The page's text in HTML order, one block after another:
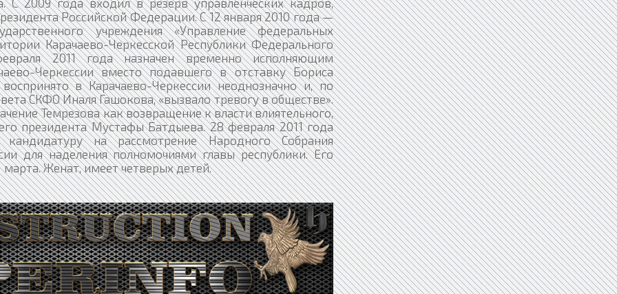
Российской Федерации. С 12 января 2010 года —
учреждения «Управление федеральных
Карачаево-Черкесской Республики Федерального
2011 года назначен временно исполняющим
Черкессии вместо подавшего в отставку Бориса
в Карачаево-Черкессии неоднозначно и, по
СКФО Иналя Гашокова, «вызвало тревогу в обществе».
Темрезова как возвращение к власти влиятельного,
президента Мустафы Батдыева. 28 февраля 2011 года
на рассмотрение Народного Собрания
для наделения полномочиями главы республики. Его
Женат, имеет четверых детей.